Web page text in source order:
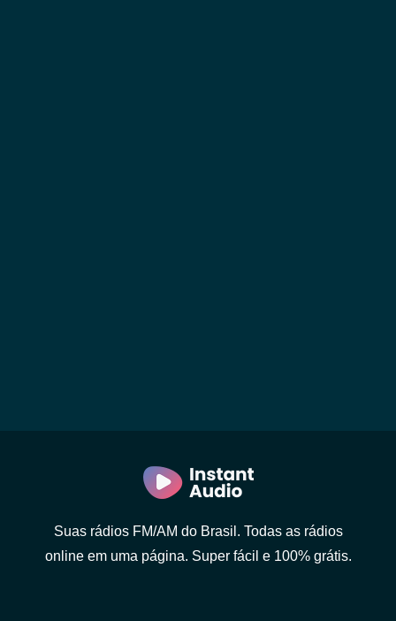
Suas rádios FM/AM do Brasil. Todas as rádios
online em uma página. Super fácil e 100% grátis.